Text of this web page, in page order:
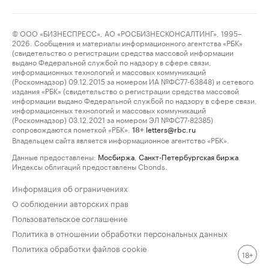
© ООО «БИЗНЕСПРЕСС», АО «РОСБИЗНЕСКОНСАЛТИНГ», 1995–
2026. Сообщения и материалы информационного агентства «РБК»
(свидетельство о регистрации средства массовой информации
выдано Федеральной службой по надзору в сфере связи,
информационных технологий и массовых коммуникаций
(Роскомнадзор) 09.12.2015 за номером ИА №ФС77-63848) и сетевого
издания «РБК» (свидетельство о регистрации средства массовой
информации выдано Федеральной службой по надзору в сфере связи,
информационных технологий и массовых коммуникаций
(Роскомнадзор) 03.12.2021 за номером ЭЛ №ФС77-82385)
сопровождаются пометкой «РБК».
18+ letters@rbc.ru
Владельцем сайта является информационное агентство «РБК».
Данные предоставлены: Мосбиржа Санкт-Петербургская биржа
Индексы облигаций предоставлены Cbonds.
Информация об ограничениях
О соблюдении авторских прав
Пользовательское соглашение
Политика в отношении обработки персональных данных
Политика обработки файлов cookie
18+